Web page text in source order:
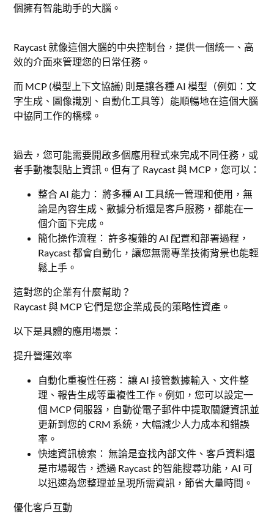
個擁有智能助手的大腦。
Raycast 就像這個大腦的中央控制台，提供一個統一、高
效的介面來管理您的日常任務。
而 MCP (模型上下文協議) 則是讓各種 AI 模型（例如：文
字生成、圖像識別、自動化工具等）能順暢地在這個大腦
中協同工作的橋樑。
過去，您可能需要開啟多個應用程式來完成不同任務，或
者手動複製貼上資訊。但有了 Raycast 與 MCP，您可以：
整合 AI 能力： 將多種 AI 工具統一管理和使用，無
論是內容生成、數據分析還是客戶服務，都能在一
個介面下完成。
簡化操作流程： 許多複雜的 AI 配置和部署過程，
Raycast 都會自動化，讓您無需專業技術背景也能輕
鬆上手。
這對您的企業有什麼幫助？
Raycast 與 MCP 它們是您企業成長的策略性資產。
以下是具體的應用場景：
提升營運效率
自動化重複性任務： 讓 AI 接管數據輸入、文件整
理、報告生成等重複性工作。例如，您可以設定一
個 MCP 伺服器，自動從電子郵件中提取關鍵資訊並
更新到您的 CRM 系統，大幅減少人力成本和錯誤
率。
快速資訊檢索： 無論是查找內部文件、客戶資料還
是市場報告，透過 Raycast 的智能搜尋功能，AI 可
以迅速為您整理並呈現所需資訊，節省大量時間。
優化客戶互動